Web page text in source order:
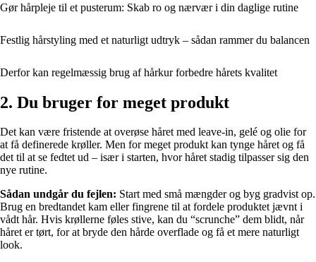
Gør hårpleje til et pusterum: Skab ro og nærvær i din daglige rutine
Festlig hårstyling med et naturligt udtryk – sådan rammer du balancen
Derfor kan regelmæssig brug af hårkur forbedre hårets kvalitet
2. Du bruger for meget produkt
Det kan være fristende at overøse håret med leave-in, gelé og olie for
at få definerede krøller. Men for meget produkt kan tynge håret og få
det til at se fedtet ud – især i starten, hvor håret stadig tilpasser sig den
nye rutine.
Sådan undgår du fejlen: Start med små mængder og byg gradvist op.
Brug en bredtandet kam eller fingrene til at fordele produktet jævnt i
vådt hår. Hvis krøllerne føles stive, kan du “scrunche” dem blidt, når
håret er tørt, for at bryde den hårde overflade og få et mere naturligt
look.